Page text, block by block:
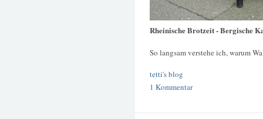
Rheinische Brotzeit - Bergische
So langsam verstehe ich, warum
tetti's blog
1 Kommentar